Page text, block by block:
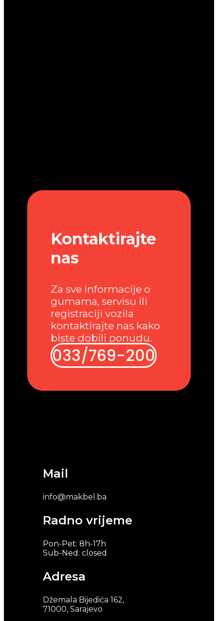
Mail
info@makbel.ba
Radno vrijeme
Pon-Pet: 8h-17h
Sub-Ned: closed
Adresa
Džemala Bijedića 162,
71000, Sarajevo
Kontaktirajte
nas
Za sve informacije o
gumama, servisu ili
registraciji vozila
kontaktirajte nas kako
biste dobili ponudu.
033/769-200